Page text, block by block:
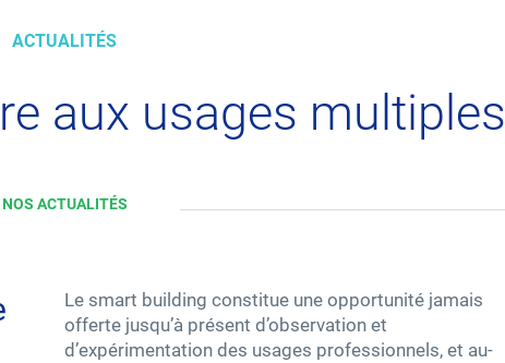
ACTUALITÉS
aux usages multiples
NOS ACTUALITÉS
Le smart building constitue une opportunité jamais
offerte jusqu’à présent d’observation et
d’expérimentation des usages professionnels, et au-